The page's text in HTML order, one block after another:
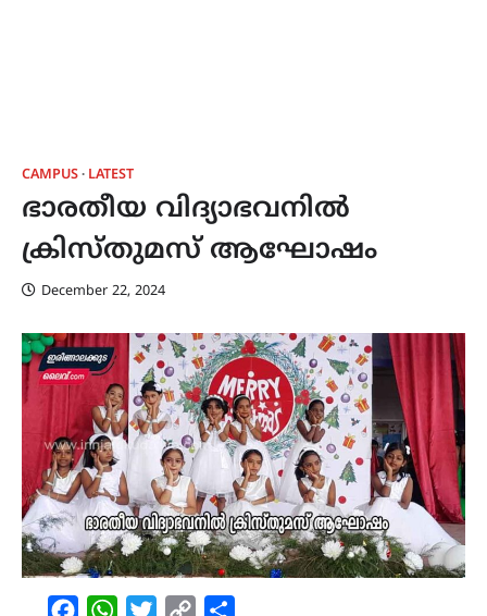
CAMPUS LATEST
ഭാരതീയ വിദ്യാഭവനിൽ
ക്രിസ്തുമസ് ആഘോഷം
December 22, 2024
FacebookWhatsAppTwitterCopy